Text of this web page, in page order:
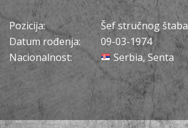
Pozicija:
Šef stručnog štaba
Datum rođenja:
09-03-1974
Nacionalnost:
Serbia, Senta